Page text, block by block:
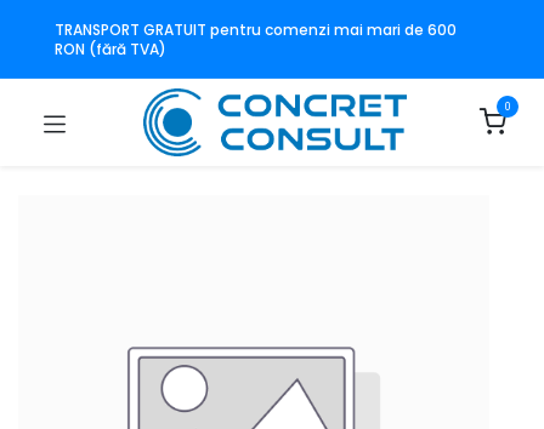
TRANSPORT GRATUIT pentru comenzi mai mari de 600
RON (fără TVA)
0